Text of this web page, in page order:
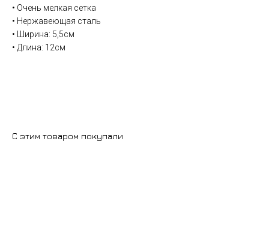
• Очень мелкая сетка
• Нержавеющая сталь
• Ширина: 5,5см
• Длина: 12см
С этим товаром покупали